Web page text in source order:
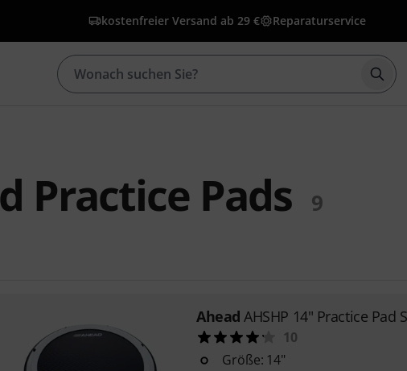
kostenfreier Versand ab 29 € Reparaturservice
Practice Pads 9
Ahead AHSHP 14" Practice Pad
10
Größe: 14"